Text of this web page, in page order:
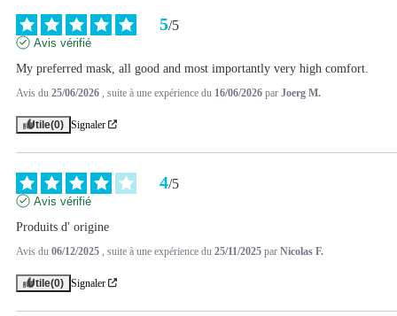
5/5
Avis vérifié
My preferred mask, all good and most importantly very high comfort.
Avis du 25/06/2026 , suite à une expérience du 16/06/2026 par Joerg M.
Utile(0) Signaler
4/5
Avis vérifié
Produits d' origine
Avis du 06/12/2025 , suite à une expérience du 25/11/2025 par Nicolas F.
Utile(0) Signaler